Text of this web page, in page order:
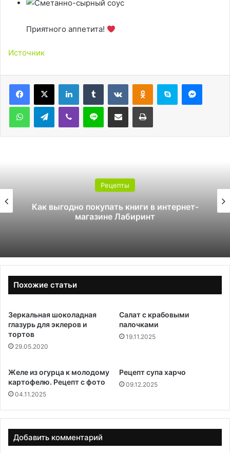
Приятного аппетита!
Источник
LinkedInTumblr ВконтактеОдноклассники
Skype
WhatsAppTelegramViber Line Поделиться через электронную почту Печатать
книги в интернет-
Как стать
Похожие статьи
Зеркальная шоколадная
глазурь для эклеров и
тортов
29.05.2020
Салат с крабовыми
палочками
19.11.2025
Желе из огурца к молодому
картофелю. Рецепт с фото
04.11.2025
Рецепт супа харчо
09.12.2025
Добавить комментарий